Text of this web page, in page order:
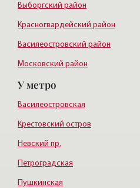
Выборгский район
Красногвардейский район
Василеостровский район
Московский район
Курортный район
У метро
Василеостровская
Крестовский остров
Невский пр.
Петроградская
Пушкинская